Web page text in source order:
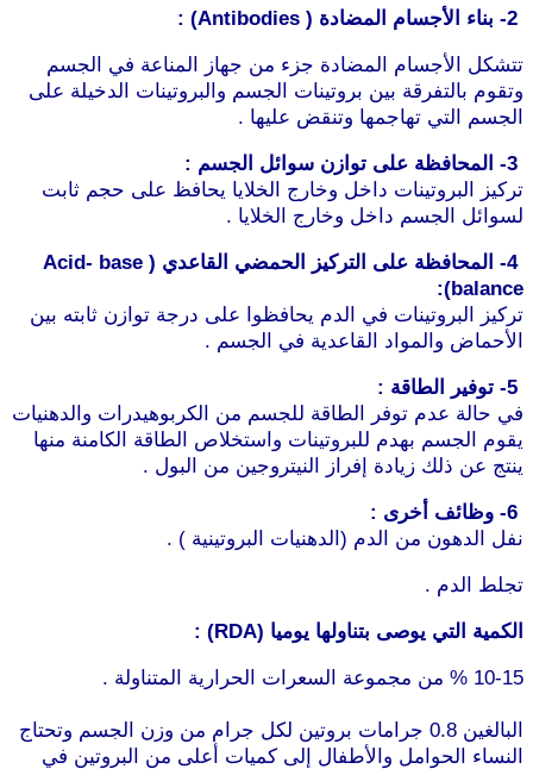
تتشكل الأجسام المضادة جزء من جهاز المناعة في الجسم
وتقوم بالتفرقة بين بروتينات الجسم والبروتينات الدخيلة على
الجسم التي تهاجمها وتنقض عليها .
تركيز البروتينات داخل وخارج الخلايا يحافظ على حجم ثابت
لسوائل الجسم داخل وخارج الخلايا .
4- المحافظة على التركيز الحمضي القاعدي ( Acid- base
balance):
تركيز البروتينات في الدم يحافظوا على درجة توازن ثابته بين
الأحماض والمواد القاعدية في الجسم .
في حالة عدم توفر الطاقة للجسم من الكربوهيدرات والدهنيات
يقوم الجسم بهدم للبروتينات واستخلاص الطاقة الكامنة منها
ينتج عن ذلك زيادة إفراز النيتروجين من البول .
نفل الدهون من الدم (الدهنيات البروتينية ) .
تجلط الدم .
الكمية التي يوصى بتناولها يوميا (RDA) :
10-15 % من مجموعة السعرات الحرارية المتناولة .
البالغين 0.8 جرامات بروتين لكل جرام من وزن الجسم وتحتاج
النساء الحوامل والأطفال إلى كميات أعلى من البروتين في